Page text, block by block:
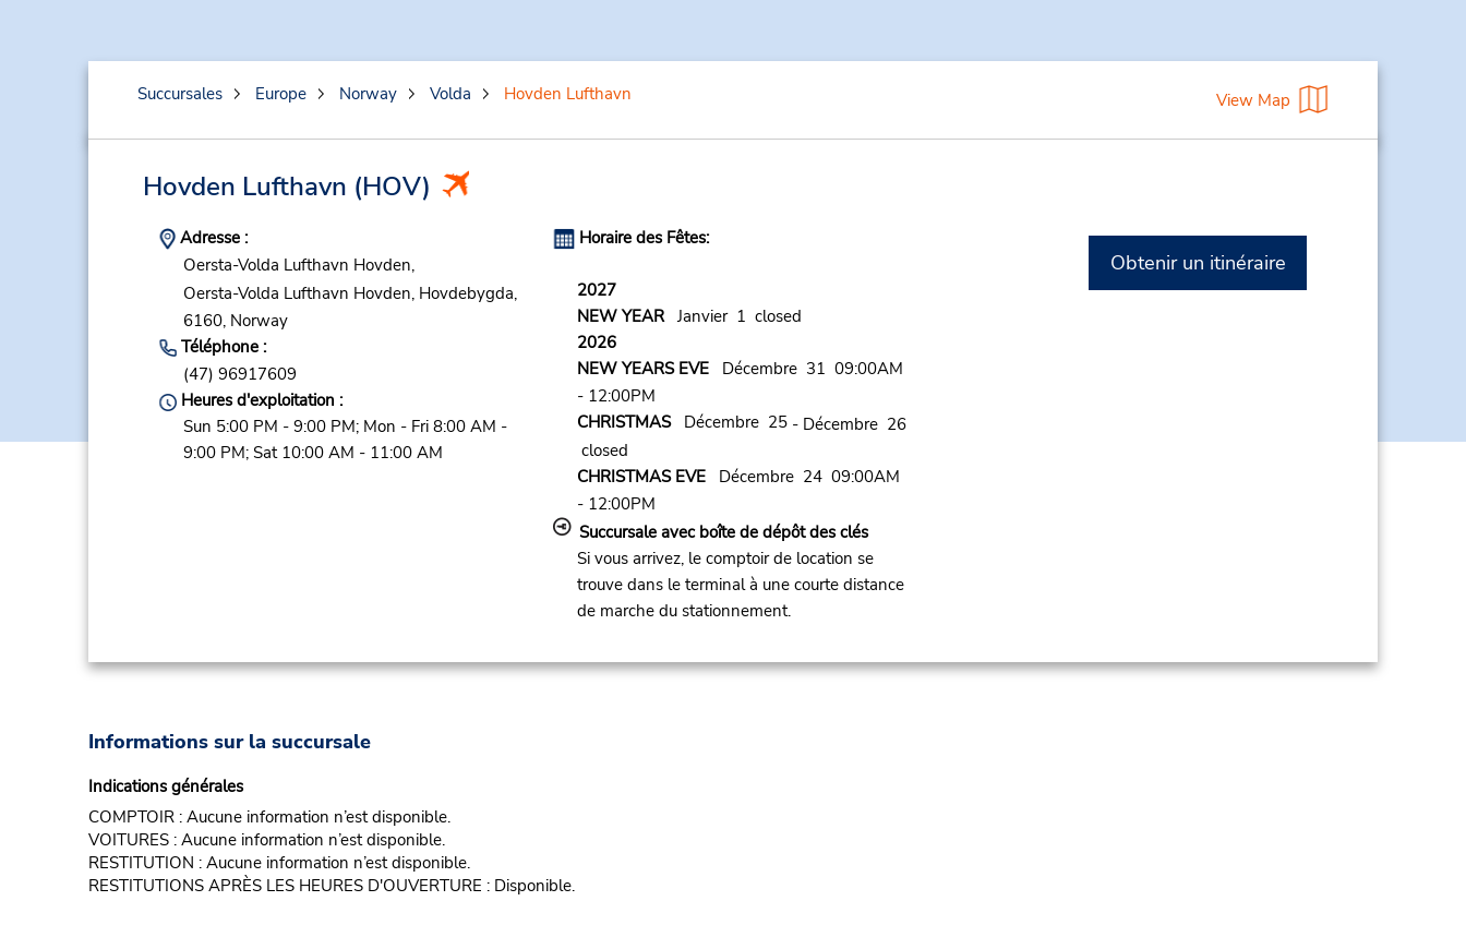
Succursales Europe Norway Volda Hovden Lufthavn View Map
Hovden Lufthavn (HOV)
Adresse :
Oersta-Volda Lufthavn Hovden,
Oersta-Volda Lufthavn Hovden, Hovdebygda,
6160, Norway
Téléphone :
(47) 96917609
Heures d'exploitation :
Sun 5:00 PM - 9:00 PM; Mon - Fri 8:00 AM -
9:00 PM; Sat 10:00 AM - 11:00 AM
Horaire des Fêtes:
2027
NEW YEARJanvier 1 closed
2026
NEW YEARS EVEDécembre 31 09:00AM
- 12:00PM
CHRISTMASDécembre 25 - Décembre 26
closed
CHRISTMAS EVEDécembre 24 09:00AM
- 12:00PM
Succursale avec boîte de dépôt des clés
Si vous arrivez, le comptoir de location se
trouve dans le terminal à une courte distance
de marche du stationnement.
Obtenir un itinéraire
Informations sur la succursale
Indications générales
COMPTOIR : Aucune information n’est disponible.
VOITURES : Aucune information n’est disponible.
RESTITUTION : Aucune information n’est disponible.
RESTITUTIONS APRÈS LES HEURES D'OUVERTURE : Disponible.